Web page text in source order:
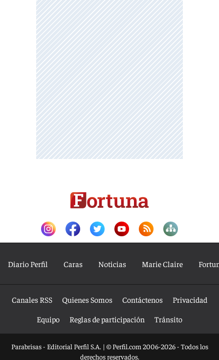
Diario Perfil Caras Noticias Marie Claire
Canales RSS Quienes Somos Contáctenos
Privacidad
Equipo
Reglas de participación Tránsito
Parabrisas - Editorial Perfil S.A. | © Perfil.com 2006-2026 - Todos los
derechos reservados.